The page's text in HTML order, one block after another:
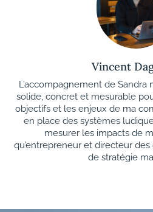
Vincent
L’accompagnement de Sandra
solide, concret et mesurable
objectifs et les enjeux de ma
en place des systèmes
mesurer les impacts de
qu’entrepreneur et directeur
de stratégie